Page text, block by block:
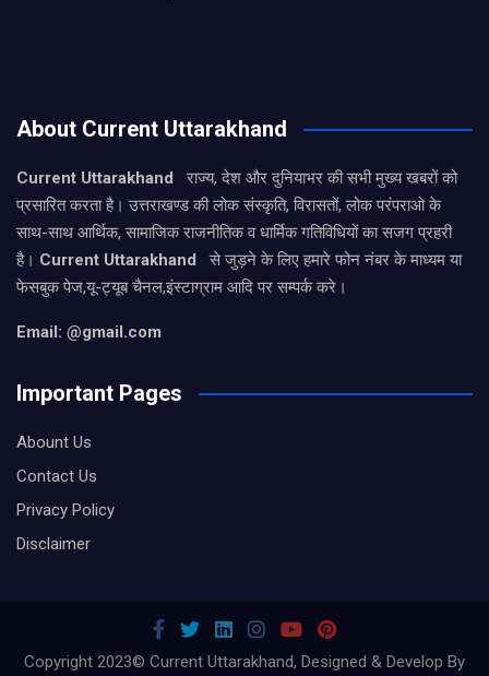
About Current Uttarakhand
Current Uttarakhand
राज्य, देश और दुनियाभर की सभी मुख्य खबरों को
प्रसारित करता है। उत्तराखण्ड की लोक संस्कृति, विरासतों, लोक परंपराओ के
साथ-साथ आर्थिक, सामाजिक राजनीतिक व धार्मिक गतिविधियों का सजग प्रहरी
है। Current Uttarakhand
से जुड़ने के लिए हमारे फोन नंबर के माध्यम या
फेसबुक पेज,यू-ट्यूब चैनल,इंस्टाग्राम आदि पर सम्पर्क करे।
Email: @gmail.com
Important Pages
Abount Us
Contact Us
Privacy Policy
Disclaimer
Copyright 2023© Current Uttarakhand, Designed & Develop By